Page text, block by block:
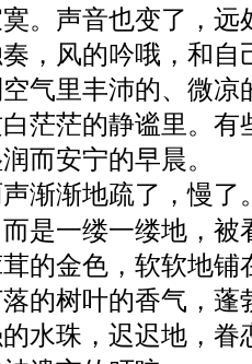
。声音也变了，
，风的吟哦，和自
气里丰沛的、微
茫茫的静谧里。
而安宁的早晨。
渐渐地疏了，慢
是一缕一缕地，
的金色，软软地
的树叶的香气，
水珠，迟迟地，眷